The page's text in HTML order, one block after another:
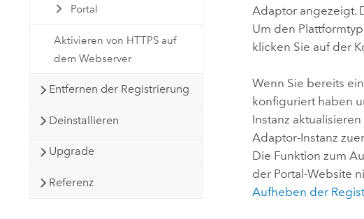
Portal
Aktivieren von HTTPS auf
dem Webserver
Entfernen der Registrierung
Deinstallieren
Upgrade
Referenz
Adaptor angezeigt.
Um den
klicken Sie auf der
Wenn Sie bereits
konfiguriert haben
Instanz
Adaptor-Instanz
Die Funktion zum
der Portal-Website
Aufheben der